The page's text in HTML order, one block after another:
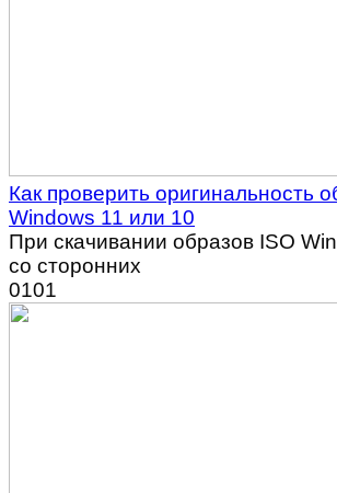
Как проверить оригинальность
Windows 11 или 10
При скачивании образов ISO
со сторонних
0101